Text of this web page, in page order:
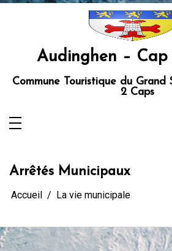
Aller
Audinghen – Cap
Commune Touristique du Grand
2 Caps
Arrêtés Municipaux
Accueil La vie municipale